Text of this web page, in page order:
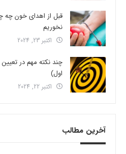
قبل از اهدای خون
نخوریم
اکتبر 23, 2024
چند نکته مهم در
اول)
اکتبر 22, 2024
آخرین مطالب